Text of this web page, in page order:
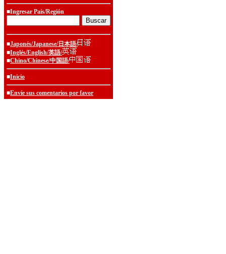
■Ingresar País/Región
■Japonés/Japanese/日本語/
■Inglés/English/英語/
■Chino/Chinese/中国語/
■Inicio
■Envíe sus comentarios por favor